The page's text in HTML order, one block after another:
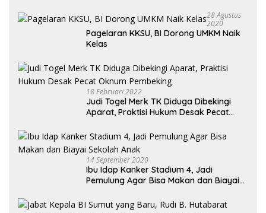
28 Agustus
2020
Pagelaran KKSU, BI Dorong UMKM Naik
Kelas
18 Februari 2022
Judi Togel Merk TK Diduga Dibekingi
Aparat, Praktisi Hukum Desak Pecat
14 September 2020
Ibu Idap Kanker Stadium 4, Jadi
Pemulung Agar Bisa Makan dan Biayai